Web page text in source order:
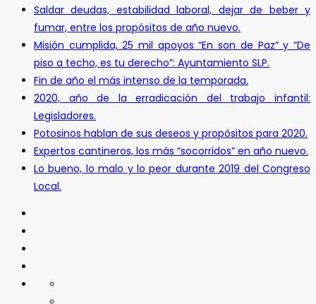
Saldar deudas, estabilidad laboral, dejar de beber y
fumar, entre los propósitos de año nuevo.
Misión cumplida, 25 mil apoyos “En son de Paz” y “De
piso a techo, es tu derecho”: Ayuntamiento SLP.
Fin de año el más intenso de la temporada.
2020, año de la erradicación del trabajo infantil:
Legisladores.
Potosinos hablan de sus deseos y propósitos para 2020.
Expertos cantineros, los más “socorridos” en año nuevo.
Lo bueno, lo malo y lo peor durante 2019 del Congreso
Local.